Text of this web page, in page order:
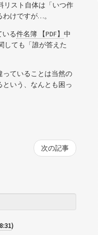
リスト自体は「いつ作
けですが…。
る件名簿 【PDF】 中
しても「誰が答えた
っていることは当然の
いう、なんとも困っ
次の記事
)